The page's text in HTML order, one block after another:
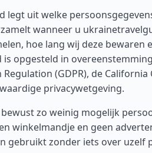
legt uit welke
wanneer u
hoe lang wij deze bewaren
opgesteld in
(GDPR), de California
privacywetgeving.
zo weinig mogelijk
winkelmandje en geen
gebruikt zonder iets over uzelf